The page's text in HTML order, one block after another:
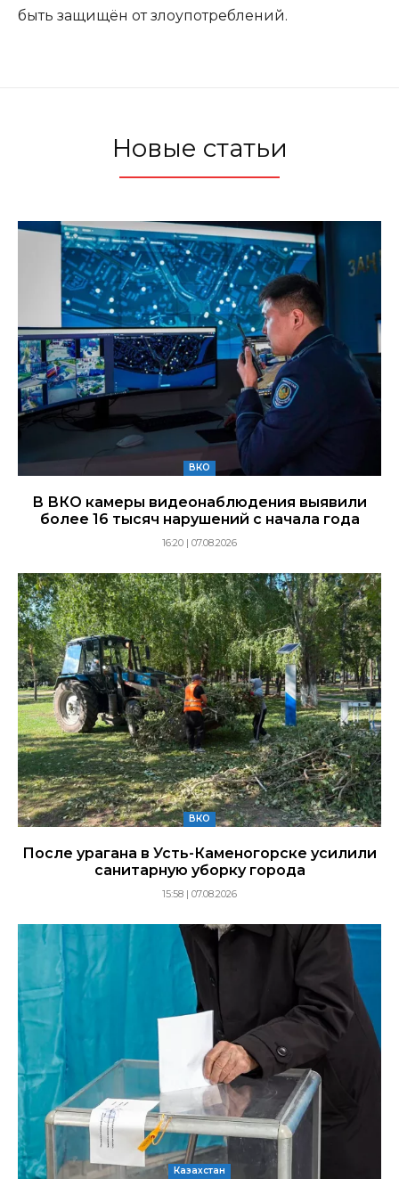
быть защищён от злоупотреблений.
Новые статьи
ВКО
В ВКО камеры видеонаблюдения выявили
более 16 тысяч нарушений с начала года
16:20 | 07.08.2026
ВКО
После урагана в Усть-Каменогорске усилили
санитарную уборку города
15:58 | 07.08.2026
Казахстан